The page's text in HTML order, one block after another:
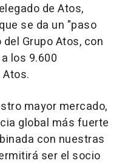
de Atos,
se da un "paso
Grupo Atos, con
los 9.600
mayor mercado,
global más fuerte
con nuestras
ser el socio